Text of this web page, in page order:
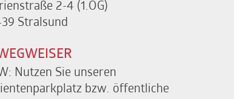
2-4 (1.OG)
Stralsund
Nutzen Sie unseren
bzw. öffentliche